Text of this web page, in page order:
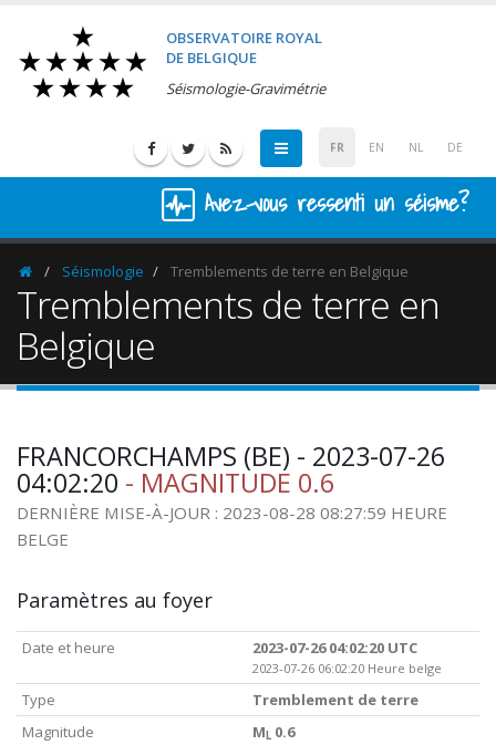
OBSERVATOIRE ROYAL
DE BELGIQUE
Séismologie-Gravimétrie
FR EN NL DE
Avez-vous ressenti un séisme?
HomepageSéismologie Tremblements de terre en Belgique
Tremblements de terre en
Belgique
FRANCORCHAMPS (BE) - 2023-07-26
04:02:20 - MAGNITUDE 0.6
DERNIÈRE MISE-À-JOUR : 2023-08-28 08:27:59 HEURE
BELGE
Paramètres au foyer
Date et heure 2023-07-26 04:02:20 UTC
2023-07-26 06:02:20 Heure belge
Type
Tremblement de terre
Magnitude
M L 0.6